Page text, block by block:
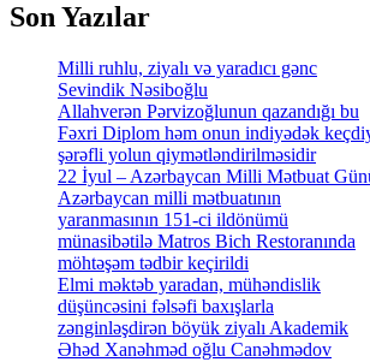
Son Yazılar
Milli ruhlu, ziyalı və yaradıcı gənc
Sevindik Nəsiboğlu
Allahverən Pərvizoğlunun qazandığı bu
Fəxri Diplom həm onun indiyədək
şərəfli yolun qiymətləndirilməsidir
22 İyul – Azərbaycan Milli Mətbuat
Azərbaycan milli mətbuatının
yaranmasının 151-ci ildönümü
münasibətilə Matros Bich Restoranında
möhtəşəm tədbir keçirildi
Elmi məktəb yaradan, mühəndislik
düşüncəsini fəlsəfi baxışlarla
zənginləşdirən böyük ziyalı Akademik
Əhəd Xanəhməd oğlu Canəhmədov